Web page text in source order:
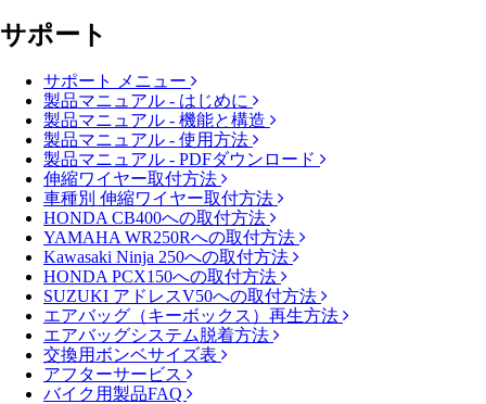
サポート
サポート メニュー
製品マニュアル - はじめに
製品マニュアル - 機能と構造
製品マニュアル - 使用方法
製品マニュアル - PDFダウンロード
伸縮ワイヤー取付方法
車種別 伸縮ワイヤー取付方法
HONDA CB400への取付方法
YAMAHA WR250Rへの取付方法
Kawasaki Ninja 250への取付方法
HONDA PCX150への取付方法
SUZUKI アドレスV50への取付方法
エアバッグ（キーボックス）再生方法
エアバッグシステム脱着方法
交換用ボンベサイズ表
アフターサービス
バイク用製品FAQ